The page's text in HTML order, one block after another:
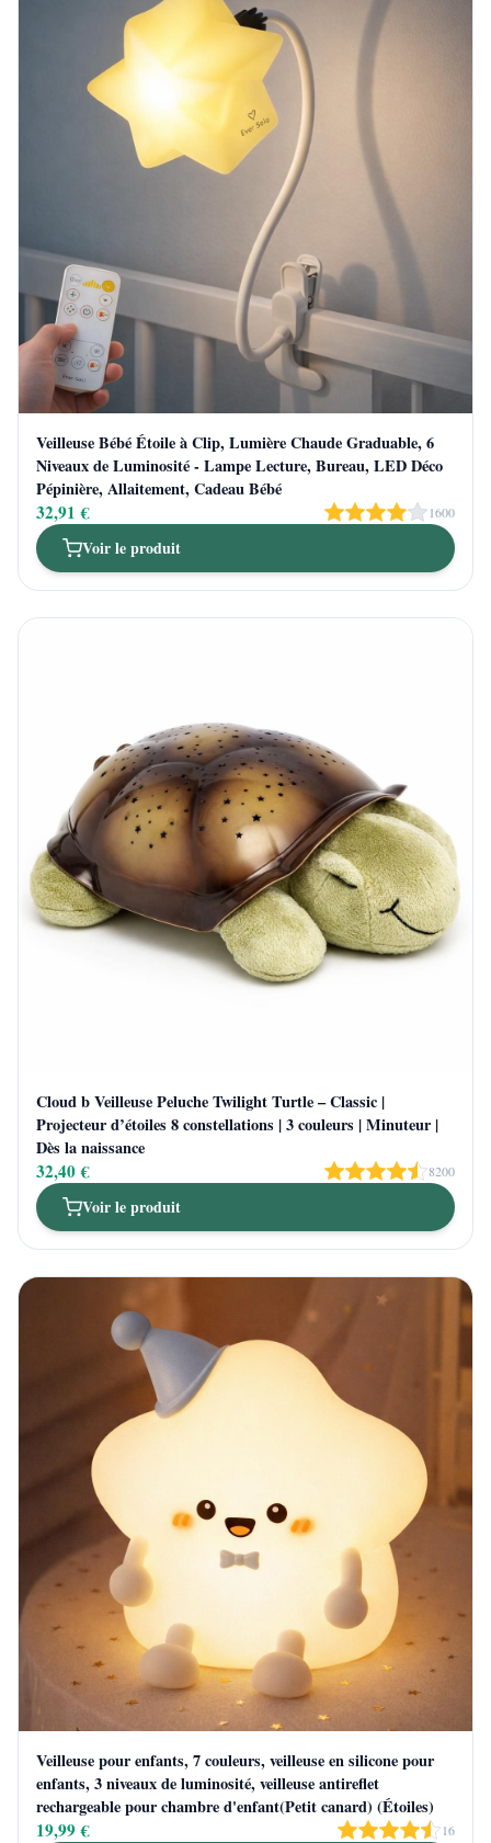
Veilleuse Bébé Étoile à Clip, Lumière Chaude Graduable, 6
Niveaux de Luminosité - Lampe Lecture, Bureau, LED Déco
Pépinière, Allaitement, Cadeau Bébé
32,91 € 1600
Voir le produit
Cloud b Veilleuse Peluche Twilight Turtle – Classic |
Projecteur d’étoiles 8 constellations | 3 couleurs | Minuteur |
Dès la naissance
32,40 € 8200
Voir le produit
Veilleuse pour enfants, 7 couleurs, veilleuse en silicone pour
enfants, 3 niveaux de luminosité, veilleuse antireflet
rechargeable pour chambre d'enfant(Petit canard) (Étoiles)
19,99 € 16